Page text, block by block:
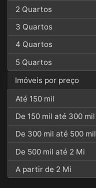
2 Quartos
3 Quartos
4 Quartos
5 Quartos
Imóveis por preço
Até 150 mil
De 150 mil até 300 mil
De 300 mil até 500 mil
De 500 mil até 2 Mi
A partir de 2 Mi